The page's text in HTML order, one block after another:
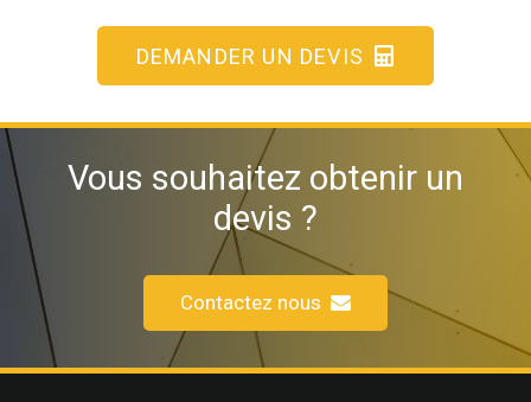
DEMANDER UN DEVIS
Vous souhaitez obtenir un
devis ?
Contactez nous